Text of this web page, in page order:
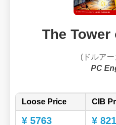
The Tower
(ドルア
PC
Loose Price CIB
¥ 5763 ¥